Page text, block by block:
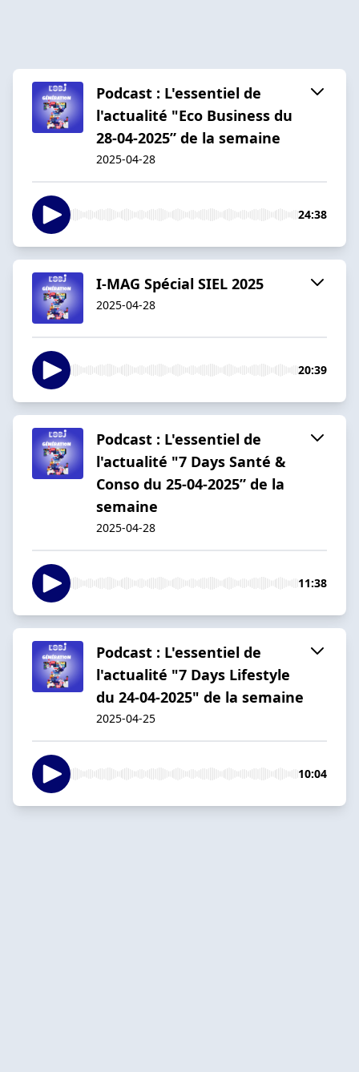
Podcast : L'essentiel de
l'actualité "Eco Business du
28-04-2025” de la semaine
2025-04-28
24:38
I-MAG Spécial SIEL 2025
2025-04-28
20:39
Podcast : L'essentiel de
l'actualité "7 Days Santé &
Conso du 25-04-2025” de la
semaine
2025-04-28
11:38
Podcast : L'essentiel de
l'actualité "7 Days Lifestyle
du 24-04-2025" de la semaine
2025-04-25
10:04